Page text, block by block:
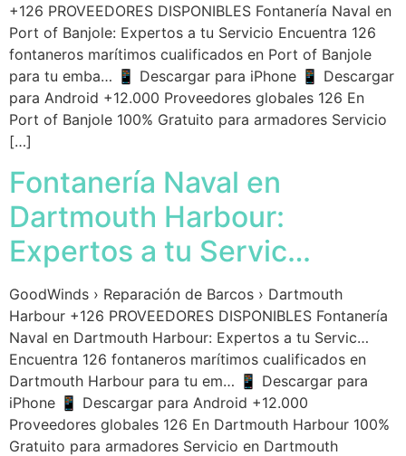
+126 PROVEEDORES DISPONIBLES Fontanería Naval en
Port of Banjole: Expertos a tu Servicio Encuentra 126
fontaneros marítimos cualificados en Port of Banjole
para tu emba… 📱 Descargar para iPhone 📱 Descargar
para Android +12.000 Proveedores globales 126 En
Port of Banjole 100% Gratuito para armadores Servicio
[…]
Fontanería Naval en
Dartmouth Harbour:
Expertos a tu Servic…
GoodWinds › Reparación de Barcos › Dartmouth
Harbour +126 PROVEEDORES DISPONIBLES Fontanería
Naval en Dartmouth Harbour: Expertos a tu Servic…
Encuentra 126 fontaneros marítimos cualificados en
Dartmouth Harbour para tu em… 📱 Descargar para
iPhone 📱 Descargar para Android +12.000
Proveedores globales 126 En Dartmouth Harbour 100%
Gratuito para armadores Servicio en Dartmouth